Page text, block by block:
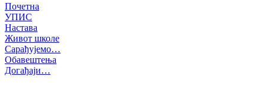
Почетна
УПИС
Настава
Живот школе
Сарађујемо…
Обавештења
Догађаји…